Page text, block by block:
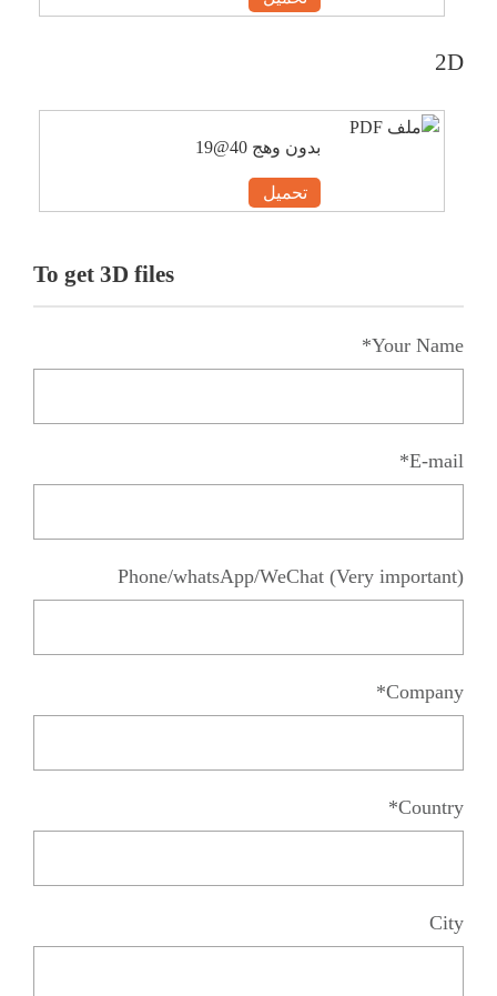
2D
بدون وهج 40@19
تحميل
To get 3D files
Your Name*
E-mail*
Phone/whatsApp/WeChat (Very important)
Company*
Country*
City